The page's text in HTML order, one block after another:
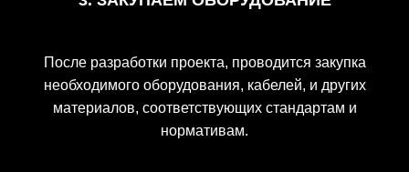
После разработки проекта, проводится закупка
необходимого оборудования, кабелей, и других
материалов, соответствующих стандартам и
нормативам.